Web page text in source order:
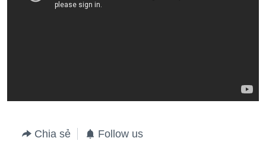
Chia sẻ Follow us